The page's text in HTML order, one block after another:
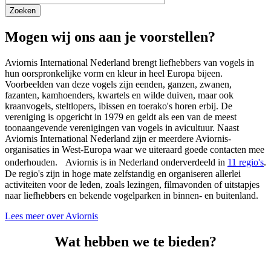
Mogen wij ons aan je voorstellen?
Aviornis International Nederland brengt liefhebbers van vogels in
hun oorspronkelijke vorm en kleur in heel Europa bijeen.
Voorbeelden van deze vogels zijn eenden, ganzen, zwanen,
fazanten, kamhoenders, kwartels en wilde duiven, maar ook
kraanvogels, steltlopers, ibissen en toerako's horen erbij. De
vereniging is opgericht in 1979 en geldt als een van de meest
toonaangevende verenigingen van vogels in avicultuur. Naast
Aviornis International Nederland zijn er meerdere Aviornis-
organisaties in West-Europa waar we uiteraard goede contacten mee
onderhouden. Aviornis is in Nederland onderverdeeld in 11 regio's.
De regio's zijn in hoge mate zelfstandig en organiseren allerlei
activiteiten voor de leden, zoals lezingen, filmavonden of uitstapjes
naar liefhebbers en bekende vogelparken in binnen- en buitenland.
Lees meer over Aviornis
Wat hebben we te bieden?